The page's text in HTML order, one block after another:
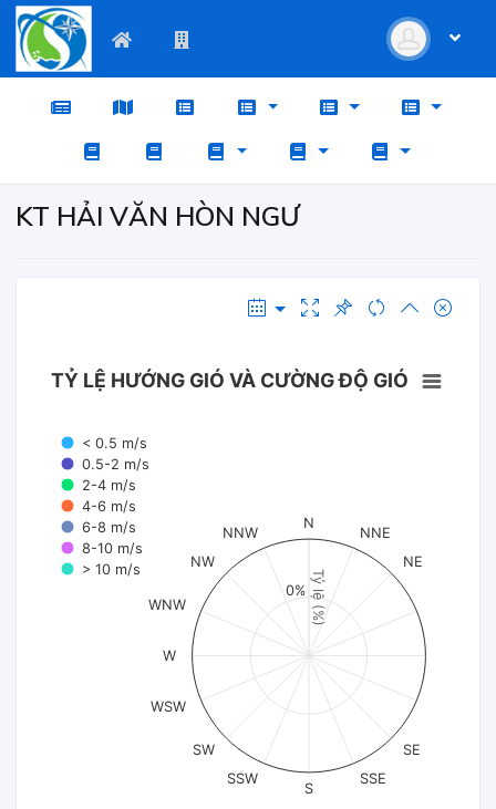
KT HẢI VĂN HÒN NGƯ
Tỷ lệ (%)
TỶ LỆ HƯỚNG GIÓ VÀ CƯỜNG ĐỘ GIÓ
< 0.5 m/s
0.5-2 m/s
2-4 m/s
4-6 m/s
6-8 m/s
8-10 m/s
> 10 m/s
N
NNE
NE
SE
SSE
S
SSW
SW
WSW
W
WNW
NW
NNW
0%